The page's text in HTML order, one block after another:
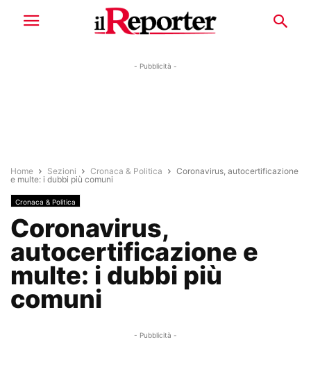
- Pubblicità -
Home Sezioni Cronaca & Politica
Coronavirus, autocertificazione
e multe: i dubbi più comuni
Cronaca & Politica
Coronavirus,
autocertificazione e
multe: i dubbi più
comuni
- Pubblicità -